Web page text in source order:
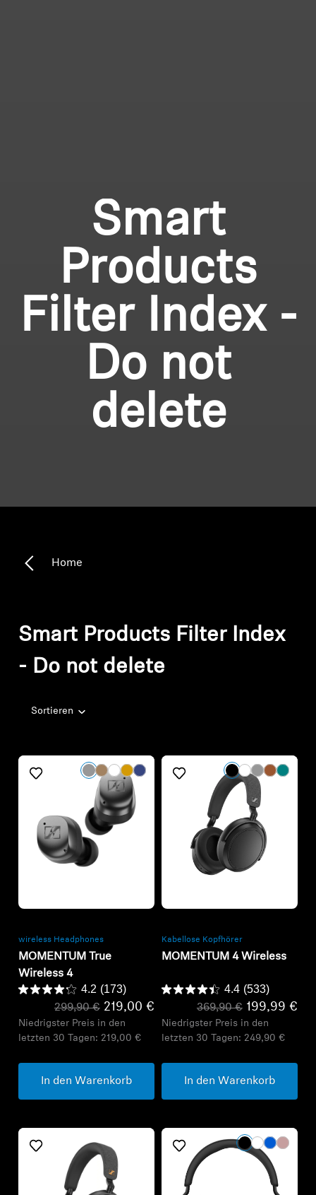
Smart
Products
Filter Index -
Do not
delete
Home
Smart Products Filter Index
- Do not delete
Sortieren
wireless Headphones
MOMENTUM True
Wireless 4
4.2 (173)
299,90 € 219,00 €
Niedrigster Preis in den
letzten 30 Tagen: 219,00 €
In den Warenkorb
Kabellose Kopfhörer
MOMENTUM 4 Wireless
4.4 (533)
369,90 € 199,99 €
Niedrigster Preis in den
letzten 30 Tagen: 249,90 €
In den Warenkorb